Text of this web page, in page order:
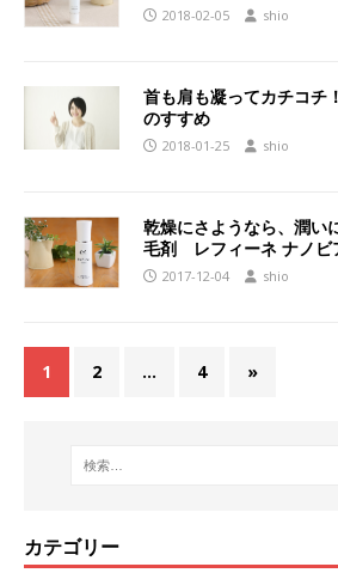
2018-02-05 shio
首も肩も凝ってカチコチ
のすすめ
2018-01-25 shio
乾燥にさようなら、潤い
毛剤 レフィーネ ナノビ
2017-12-04 shio
1 2 … 4 »
カテゴリー